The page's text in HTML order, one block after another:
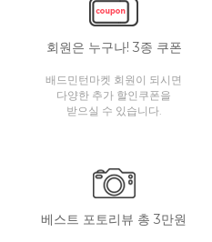
회원은 누구나! 3종 쿠폰
배드민턴마켓 회원이 되시면
다양한 추가 할인쿠폰을
받으실 수 있습니다.
베스트 포토리뷰 총 3만원